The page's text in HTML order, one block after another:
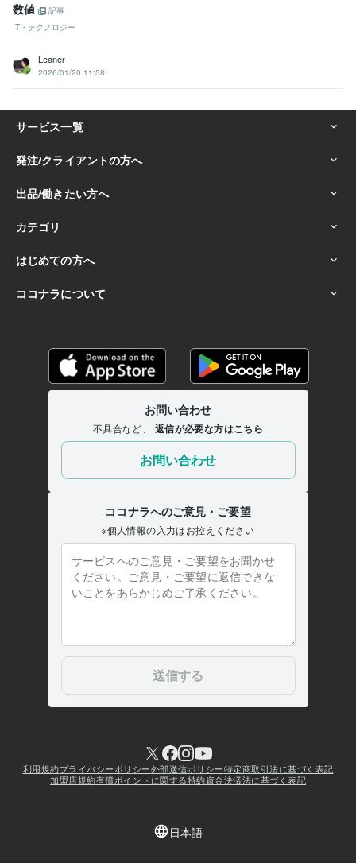
数値
記事
IT・テクノロジー
Leaner
2026/01/20 11:58